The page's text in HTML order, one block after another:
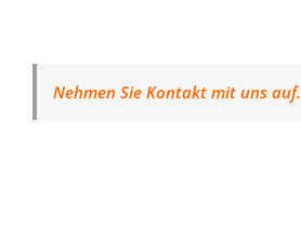
Nehmen Sie Kontakt mit uns auf.